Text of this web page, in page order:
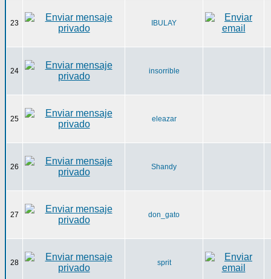
23 IBULAY
24 insorrible
25 eleazar
26 Shandy
27 don_gato
28 sprit